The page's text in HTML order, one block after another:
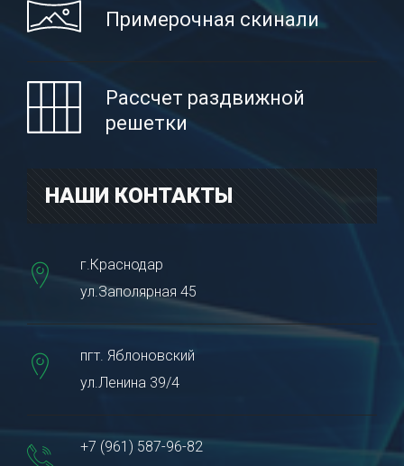
Примерочная скинали
Рассчет раздвижной
решетки
НАШИ КОНТАКТЫ
г.Краснодар
ул.Заполярная 45
пгт. Яблоновский
ул.Ленина 39/4
+7 (961) 587-96-82